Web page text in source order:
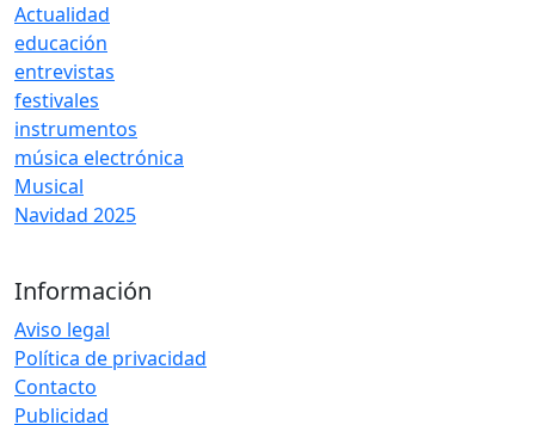
Actualidad
educación
entrevistas
festivales
instrumentos
música electrónica
Musical
Navidad 2025
Información
Aviso legal
Política de privacidad
Contacto
Publicidad